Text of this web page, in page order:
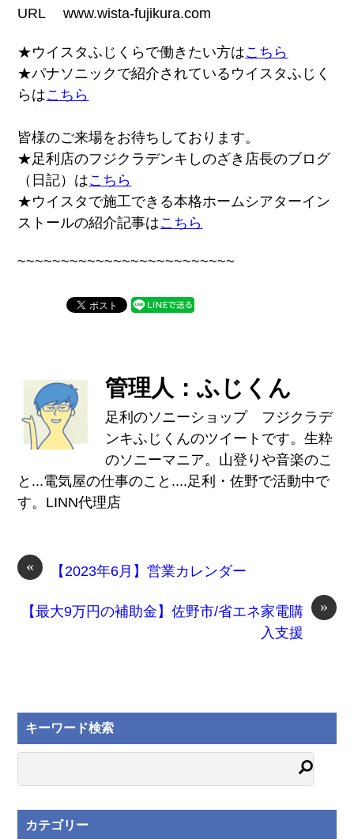
URL www.wista-fujikura.com
★ウイスタふじくらで働きたい方はこちら
★パナソニックで紹介されているウイスタふじく
らはこちら
皆様のご来場をお待ちしております。
★足利店のフジクラデンキしのざき店長のブログ
（日記）はこちら
★ウイスタで施工できる本格ホームシアターイン
ストールの紹介記事はこちら
~~~~~~~~~~~~~~~~~~~~~~~~~
管理人：ふじくん
足利のソニーショップ フジクラデ
ンキふじくんのツイートです。生粋
のソニーマニア。山登りや音楽のこ
と...電気屋の仕事のこと....足利・佐野で活動中で
す。LINN代理店
« 【2023年6月】営業カレンダー
»
【最大9万円の補助金】佐野市/省エネ家電購
入支援
キーワード検索
カテゴリー